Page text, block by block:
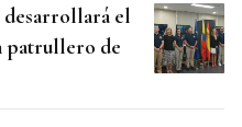
desarrollará el
patrullero de